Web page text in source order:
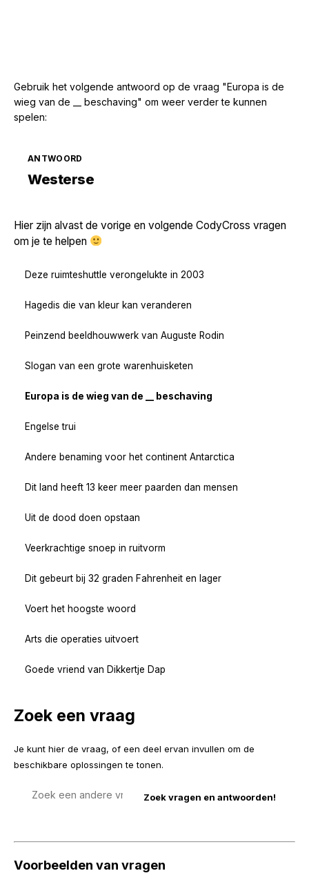
Gebruik het volgende antwoord op de vraag "Europa is de
wieg van de __ beschaving" om weer verder te kunnen
spelen:
ANTWOORD
Westerse
Hier zijn alvast de vorige en volgende CodyCross vragen
om je te helpen
Deze ruimteshuttle verongelukte in 2003
Hagedis die van kleur kan veranderen
Peinzend beeldhouwwerk van Auguste Rodin
Slogan van een grote warenhuisketen
Europa is de wieg van de __ beschaving
Engelse trui
Andere benaming voor het continent Antarctica
Dit land heeft 13 keer meer paarden dan mensen
Uit de dood doen opstaan
Veerkrachtige snoep in ruitvorm
Dit gebeurt bij 32 graden Fahrenheit en lager
Voert het hoogste woord
Arts die operaties uitvoert
Goede vriend van Dikkertje Dap
Zoek een vraag
Je kunt hier de vraag, of een deel ervan invullen om de
beschikbare oplossingen te tonen.
Voorbeelden van vragen